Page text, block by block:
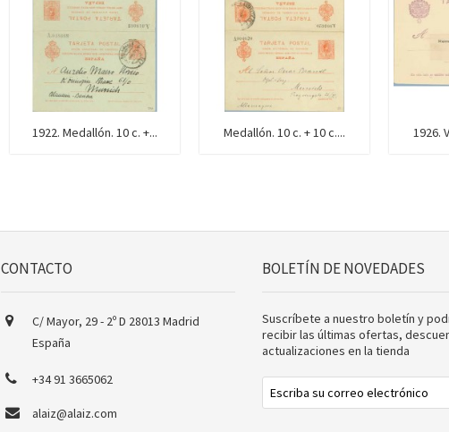
1922. Medallón. 10 c. +... Medallón. 10 c. + 10 c.... 1926.
CONTACTO
C/ Mayor, 29 - 2º D 28013 Madrid
España
+34 91 3665062
alaiz@alaiz.com
BOLETÍN DE NOVEDADES
Suscríbete a nuestro boletín y
recibir las últimas ofertas,
actualizaciones en la tienda